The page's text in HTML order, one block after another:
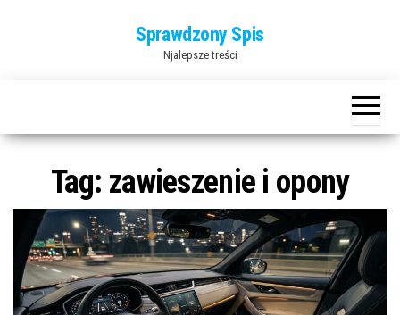
Sprawdzony Spis
Njalepsze treści
Tag: zawieszenie i opony